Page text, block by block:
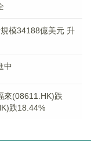
模34188億美元 升
中
來(08611.HK)跌
跌18.44%